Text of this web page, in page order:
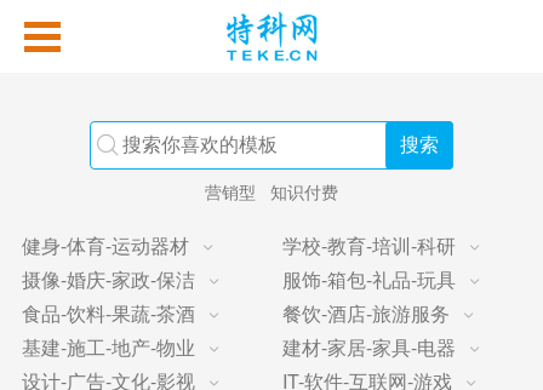
营销型 知识付费
健身-体育-运动器材
学校-教育-培训-科研
摄像-婚庆-家政-保洁
服饰-箱包-礼品-玩具
食品-饮料-果蔬-茶酒
餐饮-酒店-旅游服务
基建-施工-地产-物业
建材-家居-家具-电器
设计-广告-文化-影视
IT-软件-互联网-游戏